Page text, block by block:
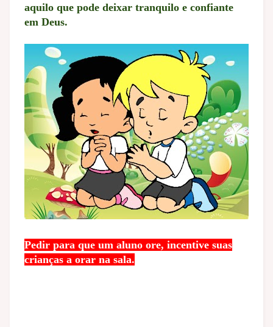
aquilo que pode deixar tranquilo e confiante
em Deus.
Pedir para que um aluno ore, incentive suas
crianças a orar na sala.